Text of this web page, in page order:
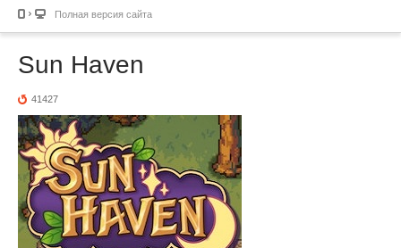
Полная версия сайта
Sun Haven
41427